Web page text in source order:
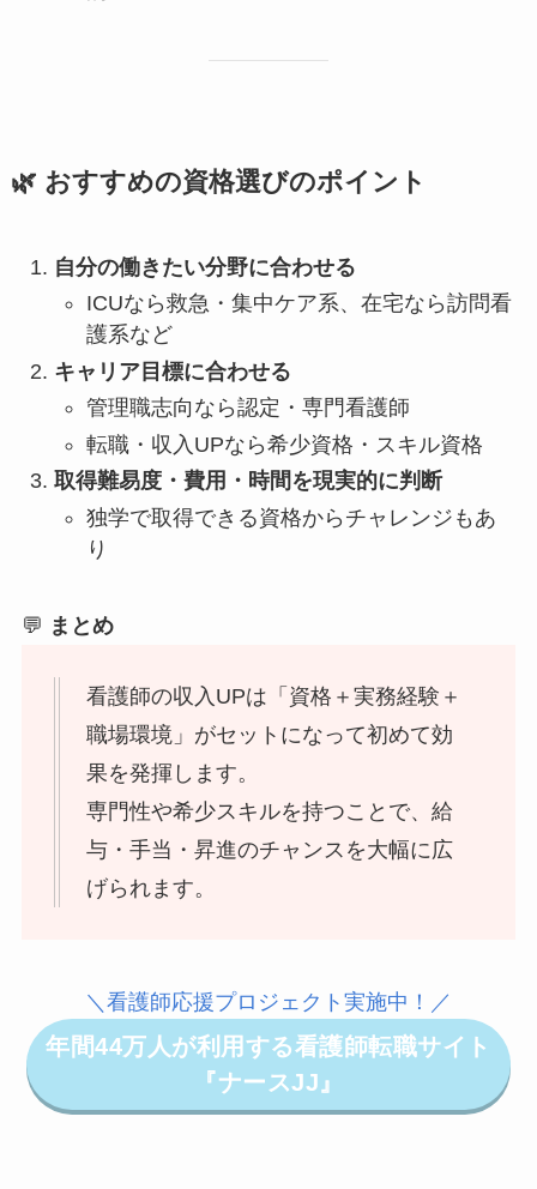
🌿 おすすめの資格選びのポイント
自分の働きたい分野に合わせる
ICUなら救急・集中ケア系、在宅なら訪問看
護系など
キャリア目標に合わせる
管理職志向なら認定・専門看護師
転職・収入UPなら希少資格・スキル資格
取得難易度・費用・時間を現実的に判断
独学で取得できる資格からチャレンジもあ
り
💬 まとめ
看護師の収入UPは「資格＋実務経験＋
職場環境」がセットになって初めて効
果を発揮します。
専門性や希少スキルを持つことで、給
与・手当・昇進のチャンスを大幅に広
げられます。
＼看護師応援プロジェクト実施中！／
年間44万人が利用する看護師転職サイト
『ナースJJ』